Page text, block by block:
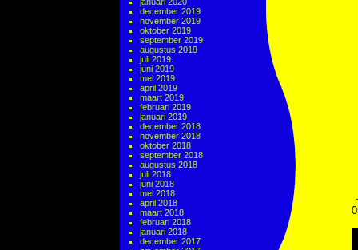
december 2019
november 2019
oktober 2019
september 2019
augustus 2019
juli 2019
juni 2019
mei 2019
april 2019
maart 2019
februari 2019
januari 2019
december 2018
november 2018
oktober 2018
september 2018
augustus 2018
juli 2018
juni 2018
mei 2018
april 2018
maart 2018
februari 2018
januari 2018
december 2017